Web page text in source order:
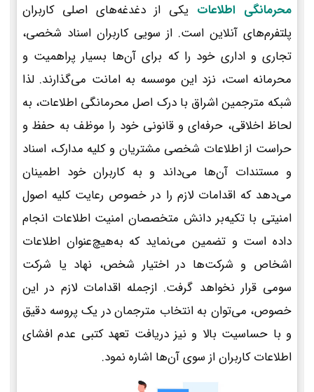
محرمانگی اطلاعات یکی از دغدغه‌های اصلی کاربران
پلتفرم‌های آنلاین است. از سویی کاربران اسناد شخصی،
تجاری و اداری خود را که برای آن‌ها بسیار پراهمیت و
محرمانه است، نزد این موسسه به امانت می‌گذارند. لذا
شبکه مترجمین اشراق با درک اصل محرمانگی اطلاعات، به
لحاظ اخلاقی، حرفه‌ای و قانونی خود را موظف به حفظ و
حراست از اطلاعات شخصی مشتریان و کلیه مدارک، اسناد
و مستندات آن‌ها می‌داند و به کاربران خود اطمینان
می‌دهد که اقدامات لازم را در خصوص رعایت کلیه اصول
امنیتی با تکیه‌بر دانش متخصصان امنیت اطلاعات انجام
داده است و تضمین می‌نماید که به‌هیچ‌عنوان اطلاعات
اشخاص و شرکت‌ها در اختیار شخص، نهاد یا شرکت
سومی قرار نخواهد گرفت. ازجمله اقدامات لازم در این
خصوص، می‌توان به انتخاب مترجمان در یک پروسه دقیق
و با حساسیت بالا و نیز دریافت تعهد کتبی عدم افشای
اطلاعات کاربران از سوی آن‌ها اشاره نمود.